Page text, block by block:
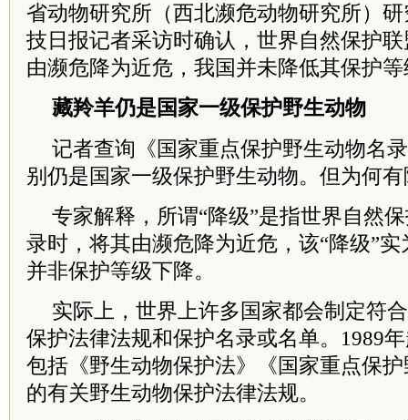
省动物研究所（西北濒危动物研究所）
技日报记者采访时确认，世界自然保护
由濒危降为近危，我国并未降低其保护
藏羚羊仍是国家一级保护野生动物
记者查询《国家重点保护野生动物名
别仍是国家一级保护野生动物。但为何
专家解释，所谓“降级”是指世界自然
录时，将其由濒危降为近危，该“降级”
并非保护等级下降。
实际上，世界上许多国家都会制定符
保护法律法规和保护名录或名单。 1989
包括《野生动物保护法》《国家重点保
的有关野生动物保护法律法规。